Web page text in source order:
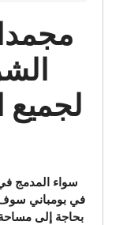
سواء المدمج في
في بومباني سوف
بحاجة إلى